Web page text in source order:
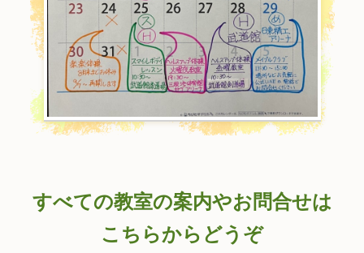
すべての教室の案内やお問合せは
こちらからどうぞ